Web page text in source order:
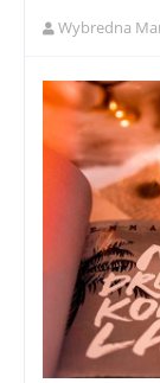
Wybredna